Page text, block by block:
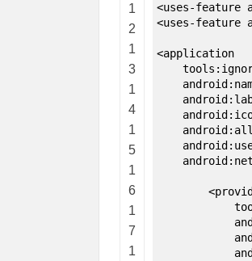
1
2
1
3
1
4
1
5
1
6
1
7
1
<uses-feature
<uses-feature
<application